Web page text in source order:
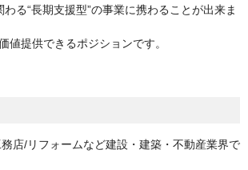
る“長期支援型”の事業に携わることが出来ま
値提供できるポジションです。
店/リフォームなど建設・建築・不動産業界で